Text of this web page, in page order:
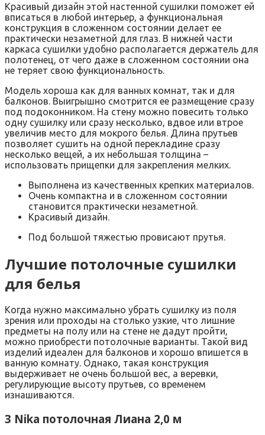
Красивый дизайн этой настенной сушилки поможет ей
вписаться в любой интерьер, а функциональная
конструкция в сложенном состоянии делает ее
практически незаметной для глаз. В нижней части
каркаса сушилки удобно располагается держатель для
полотенец, от чего даже в сложенном состоянии она
не теряет свою функциональность.
Модель хороша как для ванных комнат, так и для
балконов. Выигрышно смотрится ее размещение сразу
под подоконником. На стену можно повесить только
одну сушилку или сразу несколько, вдвое или втрое
увеличив место для мокрого белья. Длина прутьев
позволяет сушить на одной перекладине сразу
несколько вещей, а их небольшая толщина –
использовать прищепки для закрепления мелких.
Выполнена из качественных крепких материалов.
Очень компактна и в сложенном состоянии
становится практически незаметной.
Красивый дизайн.
Под большой тяжестью провисают прутья.
Лучшие потолочные сушилки
для белья
Когда нужно максимально убрать сушилку из поля
зрения или проходы на столько узкие, что лишние
предметы на полу или на стене не дадут пройти,
можно приобрести потолочные варианты. Такой вид
изделий идеален для балконов и хорошо впишется в
ванную комнату. Однако, такая конструкция
выдерживает не очень большой вес, а веревки,
регулирующие высоту прутьев, со временем
изнашиваются.
3 Nika потолочная Лиана 2,0 м